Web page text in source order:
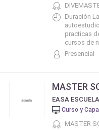
Duración
practicas
cursos de
Presencial
MASTER
Curso y
MASTER